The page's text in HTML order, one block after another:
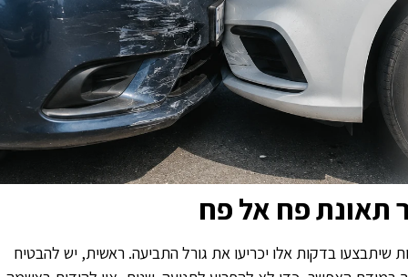
תאונת פח אל פח
שיתבצעו בדקות אלו יכריעו את גורל התביעה. ראשית, יש להבטיח